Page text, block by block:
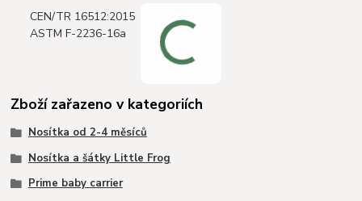
CEN/TR 16512:2015
ASTM F-2236-16a
Zboží zařazeno v kategoriích
Nosítka od 2-4 měsíců
Nosítka a šátky Little Frog
Prime baby carrier